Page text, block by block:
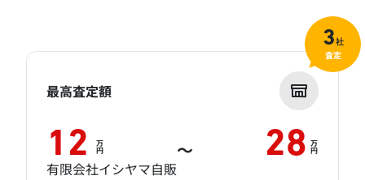
最高査定額
12 万
円 ～ 28 万
円
有限会社イシヤマ自販
3社
査定